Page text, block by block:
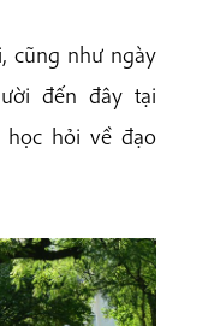
cũng như ngày
đến đây tại
học hỏi về đạo